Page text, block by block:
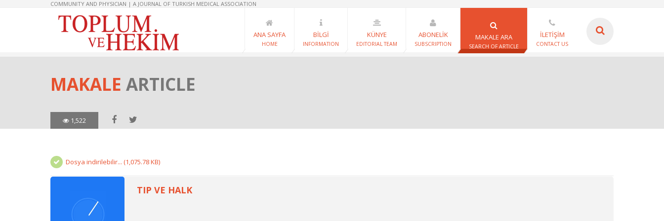
COMMUNITY AND PHYSICIAN | A JOURNAL OF TURKISH MEDICAL ASSOCIATION
ANA SAYFA
HOME
BİLGİ
INFORMATION
KÜNYE
EDITORIAL TEAM
ABONELİK
SUBSCRIPTION
MAKALE ARA
SEARCH OF ARTICLE
İLETİŞİM
CONTACT US
MAKALE ARTICLE
1,522
Dosya indirilebilir... (1,075.78 KB)
TIP VE HALK